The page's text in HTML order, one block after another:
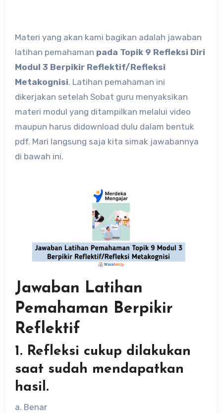
Materi yang akan kami bagikan adalah jawaban
latihan pemahaman pada Topik 9 Refleksi Diri
Modul 3 Berpikir Reflektif/Refleksi
Metakognisi. Latihan pemahaman ini
dikerjakan setelah Sobat guru menyaksikan
materi modul yang ditampilkan melalui video
maupun harus didownload dulu dalam bentuk
pdf. Mari langsung saja kita simak jawabannya
di bawah ini.
Jawaban Latihan
Pemahaman Berpikir
Reflektif
1. Refleksi cukup dilakukan
saat sudah mendapatkan
hasil.
a. Benar